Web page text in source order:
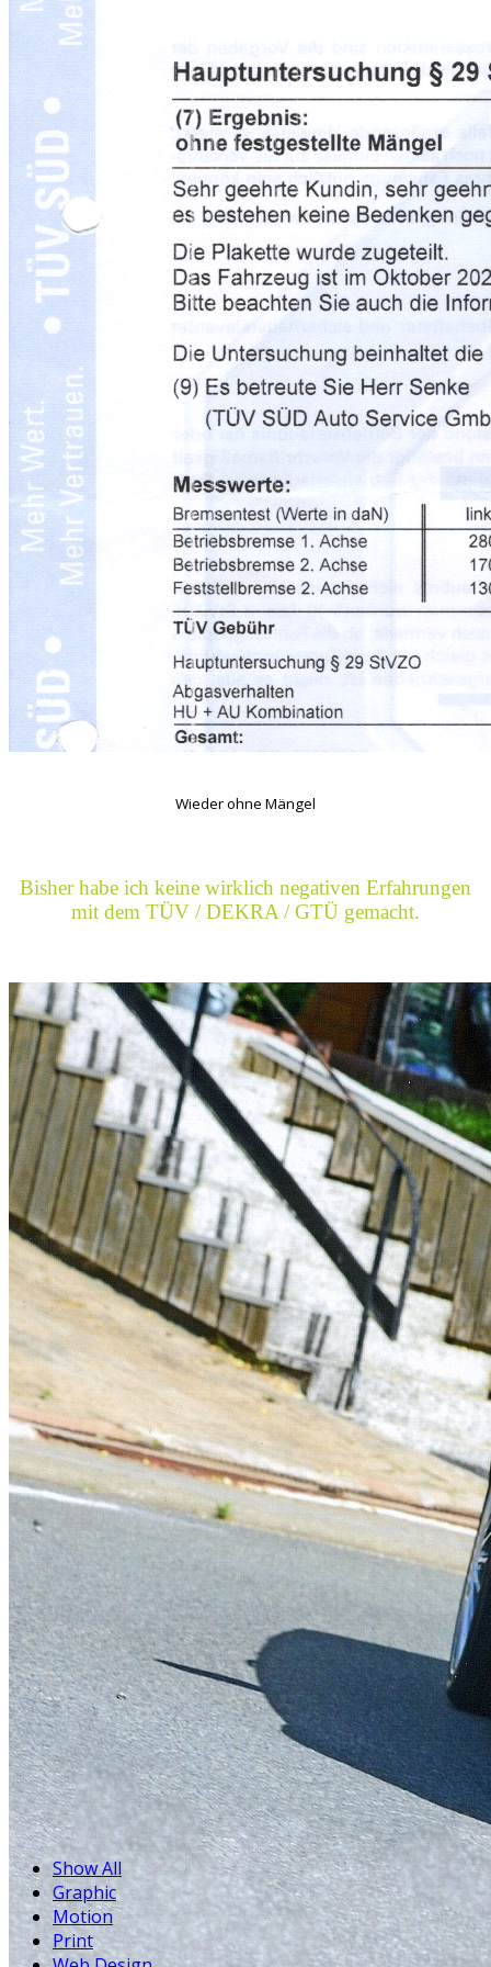
Wieder ohne Mängel
Bisher habe ich keine wirklich negativen Erfahrungen
mit dem TÜV / DEKRA / GTÜ gemacht.
Show All
Graphic
Motion
Print